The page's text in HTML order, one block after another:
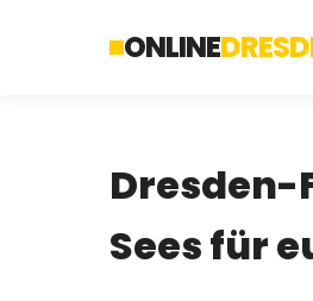
ONLINE
Dresden-
Sees für